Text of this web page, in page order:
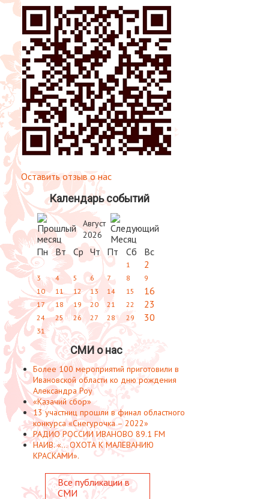
Оставить отзыв о нас
Календарь событий
Август
2026
Пн Вт Ср Чт Пт Сб Вс
1 2
3 4 5 6 7 8
9
10
11 12 13 14 15 16
17 18 19 20 21 22 23
24 25 26 27 28 29 30
31
СМИ о нас
Более 100 мероприятий приготовили в
Ивановской области ко дню рождения
Александра Роу
«Казачий сбор»
13 участниц прошли в финал областного
конкурса «Снегурочка – 2022»
РАДИО РОССИИ ИВАНОВО 89.1 FM
НАИВ. «... ОХОТА К МАЛЕВАНИЮ
КРАСКАМИ».
Все публикации в
СМИ